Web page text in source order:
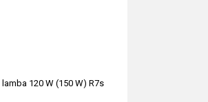
120 W (150 W) R7s